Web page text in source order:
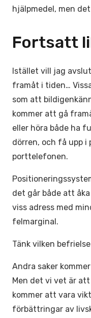
hjälpmedel, men
Fortsatt
Istället vill jag
framåt i tiden…
som att
kommer att gå
eller höra både ha
dörren, och få upp i
porttelefonen.
det går både att
viss adress med
felmarginal.
Tänk vilken
Andra saker
Men det vi vet är
kommer att vara
förbättringar av